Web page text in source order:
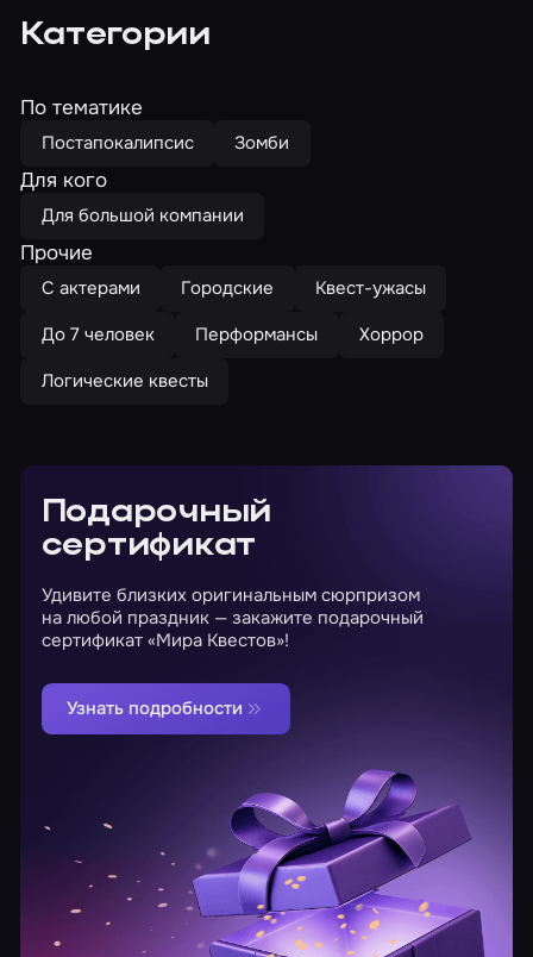
Категории
По тематике
Постапокалипсис Зомби
Для кого
Для большой компании
Прочие
С актерами Городские
Квест-ужасы
До 7 человек
Перформансы
Хоррор
Логические квесты
Подарочный
сертификат
Удивите близких оригинальным сюрпризом
на любой праздник — закажите подарочный
сертификат «Мира Квестов»!
Узнать подробности